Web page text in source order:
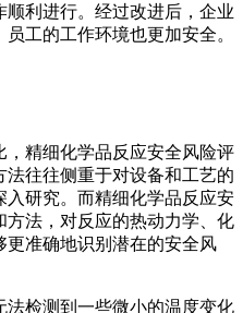
利进行。经过改进后，企业
工的工作环境也更加安全。
精细化学品反应安全风险评
往往侧重于对设备和工艺的
研究。而精细化学品反应安
法，对反应的热动力学、化
准确地识别潜在的安全风
检测到一些微小的温度变化